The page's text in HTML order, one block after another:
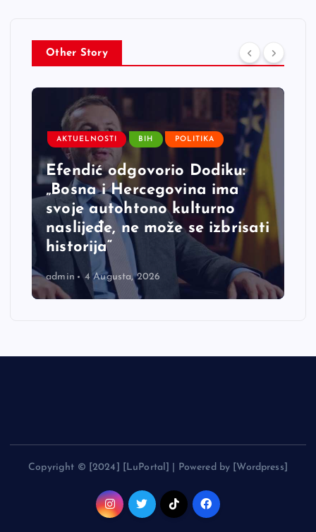
Other Story
AKTUELNOSTI BIH POLITIKA
Efendić odgovorio Dodiku:
„Bosna i Hercegovina ima
svoje autohtono kulturno
naslijeđe, ne može se izbrisati
historija“
admin 4 Augusta, 2026
Copyright © [2024] [LuPortal] | Powered by [Wordpress]